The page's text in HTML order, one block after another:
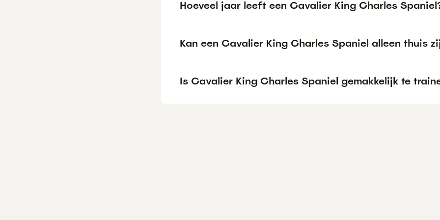
Hoeveel jaar leeft een Cavalier King Charles
Kan een Cavalier King Charles Spaniel alleen thuis
Is Cavalier King Charles Spaniel gemakkelijk te